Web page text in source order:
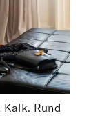
Kalk. Rund